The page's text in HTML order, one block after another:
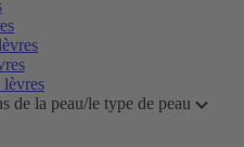
lèvres
de la peau/le type de peau